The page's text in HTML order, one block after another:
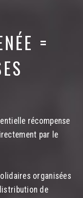
=
récompense
par le
organisées
de